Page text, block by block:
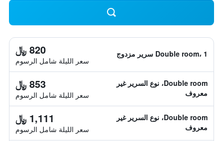
Double room، 1 سرير مزدوج 820 ﷼
سعر الليلة شامل الرسوم
Double room، نوع السرير غير
معروف
853 ﷼
سعر الليلة شامل الرسوم
Double room، نوع السرير غير
معروف
1,111 ﷼
سعر الليلة شامل الرسوم